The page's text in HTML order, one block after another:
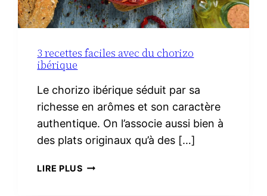
3 recettes faciles avec du chorizo
ibérique
Le chorizo ibérique séduit par sa
richesse en arômes et son caractère
authentique. On l’associe aussi bien à
des plats originaux qu’à des […]
LIRE PLUS3